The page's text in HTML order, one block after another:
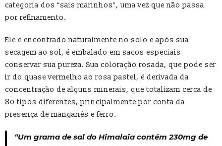
categoria dos “sais marinhos”, uma vez que não passa
por refinamento.
Ele é encontrado naturalmente no solo e após sua
secagem ao sol, é embalado em sacos especiais
conservar sua pureza. Sua coloração rosada, que pode ser
ir do quase vermelho ao rosa pastel, é derivada da
concentração de alguns minerais, que totalizam cerca de
80 tipos diferentes, principalmente por conta da
presença de manganês e ferro.
“Um grama de sal do Himalaia contém 230mg de